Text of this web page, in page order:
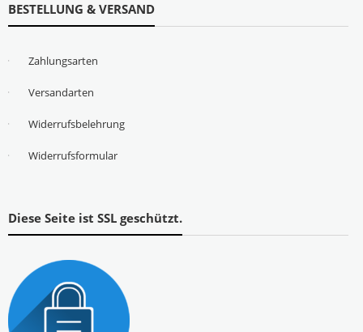
BESTELLUNG & VERSAND
Zahlungsarten
Versandarten
Widerrufsbelehrung
Widerrufsformular
Diese Seite ist SSL geschützt.